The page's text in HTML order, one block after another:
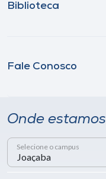
Biblioteca
Fale Conosco
Onde estamos
Selecione o campus